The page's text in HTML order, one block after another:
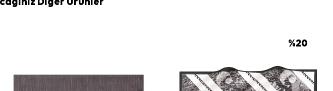
Bu ipek eşarp desenli mi?
Gül kurusu eşarp hangi renklerle kombinlenir?
Diğer Ürünler
%20